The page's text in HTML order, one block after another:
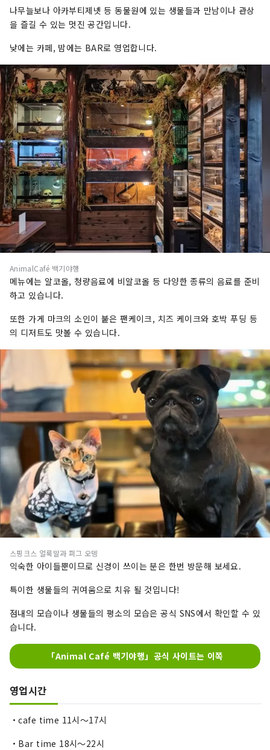
나무늘보나 아카부티제넷 등 동물원에 있는 생물들과 만남이나 관상
을 즐길 수 있는 멋진 공간입니다.
낮에는 카페, 밤에는 BAR로 영업합니다.
AnimalCafé 백기야행
메뉴에는 알코올, 청량음료에 비알코올 등 다양한 종류의 음료를 준비
하고 있습니다.
또한 가게 마크의 소인이 붙은 팬케이크, 치즈 케이크와 호박 푸딩 등
의 디저트도 맛볼 수 있습니다.
스핑크스 얼룩말과 퍼그 오뎅
익숙한 아이들뿐이므로 신경이 쓰이는 분은 한번 방문해 보세요.
특이한 생물들의 귀여움으로 치유 될 것입니다!
점내의 모습이나 생물들의 평소의 모습은 공식 SNS에서 확인할 수 있
습니다.
「Animal Café 백기야행」공식 사이트는 이쪽
영업시간
・cafe time 11시～17시
・Bar time 18시～22시